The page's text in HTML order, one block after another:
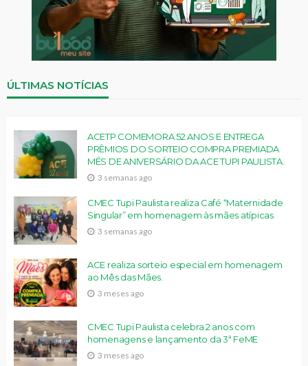
ÚLTIMAS NOTÍCIAS
ACETP COMEMORA 52 ANOS E ENTREGA
PRÊMIOS DO SORTEIO COMPRA PREMIADA
MÊS DE ANIVERSÁRIO DA ACE TUPI PAULISTA.
3 semanas ago
CMEC Tupi Paulista realiza Café “Maternidade
Singular” em homenagem às mães atípicas
3 semanas ago
ACE realiza sorteio especial em homenagem
ao Mês das Mães.
3 meses ago
CMEC Tupi Paulista celebra 2 anos com
homenagens e lançamento da 3ª FeME
3 meses ago